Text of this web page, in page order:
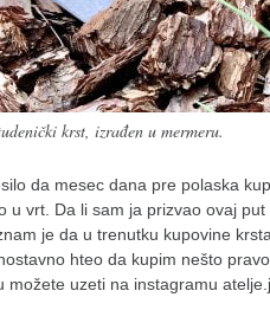
krst, izrađen u mermeru.
da mesec dana pre polaska
u vrt. Da li sam ja prizvao ovaj
je da u trenutku kupovine
hteo da kupim nešto
možete uzeti na instagramu